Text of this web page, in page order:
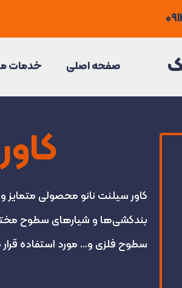
صفحه اصلی خدمات
کاور سیلنت نانو محصولی متمایز
بندکشی‌ها و شیارهای سطوح
سطوح فلزی و… مورد استفاده قرار می‌گیرد و